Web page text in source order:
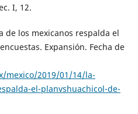
I, 12.
de los mexicanos respalda el
Expansión. Fecha de
mexico/2019/01/14/la-
el-planvshuachicol-de-